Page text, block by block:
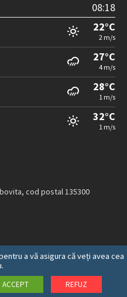
08:18
22°C
2 m/s
27°C
4 m/s
28°C
1 m/s
32°C
1 m/s
cod postal 135300
a vă asigura că veți avea cea
ACCEPT REFUZ